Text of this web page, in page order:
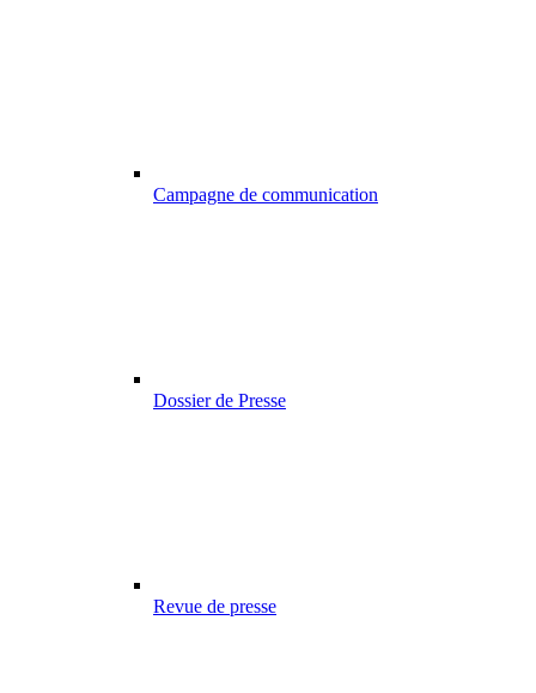
Campagne de communication
Dossier de Presse
Revue de presse